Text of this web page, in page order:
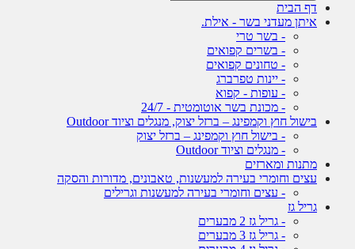
דף הבית
איתן מעדני בשר - אילת.
- בשר טרי
- בשרים קפואים
- טחונים קפואים
- יינות טפרברג
- עופות - קפוא
- מכונת בשר אוטומטית - 24/7
בישול חוץ וקמפינג – ברזל יצוק, מנגלים וציוד Outdoor
- בישול חוץ וקמפינג – ברזל יצוק
- מנגלים וציוד Outdoor
מתנות ומארזים
עצים וחומרי בעירה למעשנות, טאבונים, מדורות והסקה
- עצים וחומרי בעירה למעשנות וגרילים
גריל גז
- גריל גז 2 מבערים
- גריל גז 3 מבערים